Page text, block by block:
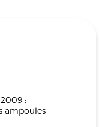
:
ampoules